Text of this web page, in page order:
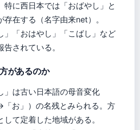
特に西日本では「おばやし」と
存在する（名字由来net）。
」「おはやし」「こばし」など
されている。
があるのか
」は古い日本語の母音変化
「お」）の名残とみられる。方
して定着した地域がある。